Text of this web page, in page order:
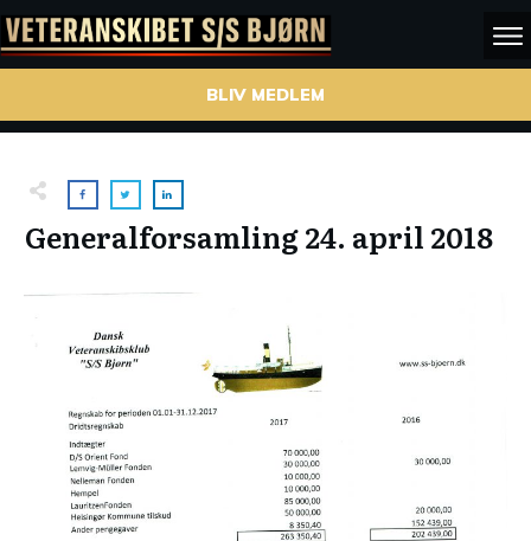
BLIV MEDLEM
Generalforsamling 24. april 2018